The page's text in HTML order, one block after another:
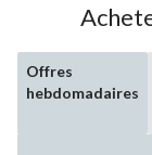
Offres
hebdomadaires